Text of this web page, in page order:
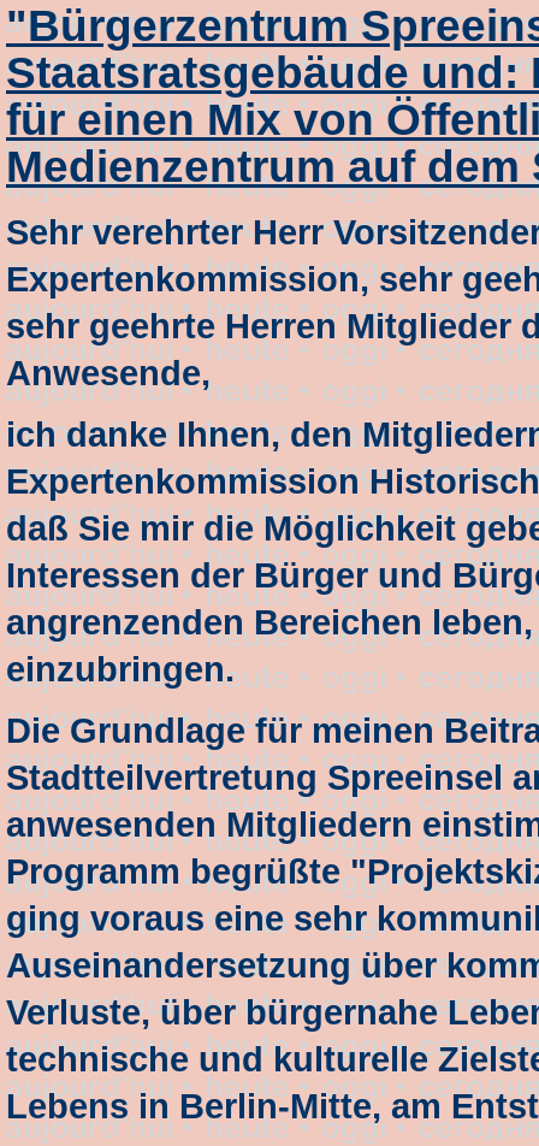
"Bürgerzentrum
Staatsratsgebäude
für einen Mix von
Medienzentrum auf dem
Sehr verehrter Herr
Expertenkommission, sehr
sehr geehrte Herren Mitglieder
Anwesende,
ich danke Ihnen, den
Expertenkommission
daß Sie mir die Möglichkeit
Interessen der Bürger und
angrenzenden Bereichen
einzubringen.
Die Grundlage für meinen
Stadtteilvertretung Spreeinsel
anwesenden Mitgliedern
Programm begrüßte
ging voraus eine sehr
Auseinandersetzung über
Verluste, über bürgernahe
technische und kulturelle
Lebens in Berlin-Mitte, am